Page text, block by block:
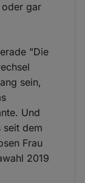
gar
"Die
sein,
Und
seit dem
Frau
2019